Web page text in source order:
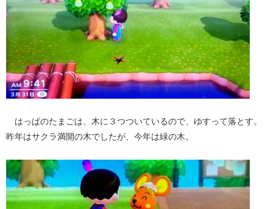
はっぱのたまごは、木に３つついているので、ゆすって落とす。
昨年はサクラ満開の木でしたが、今年は緑の木。